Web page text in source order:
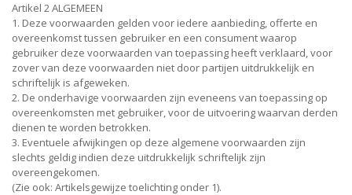
Artikel 2 ALGEMEEN
1. Deze voorwaarden gelden voor iedere aanbieding, offerte en
overeenkomst tussen gebruiker en een consument waarop
gebruiker deze voorwaarden van toepassing heeft verklaard, voor
zover van deze voorwaarden niet door partijen uitdrukkelijk en
schriftelijk is afgeweken.
2. De onderhavige voorwaarden zijn eveneens van toepassing op
overeenkomsten met gebruiker, voor de uitvoering waarvan derden
dienen te worden betrokken.
3. Eventuele afwijkingen op deze algemene voorwaarden zijn
slechts geldig indien deze uitdrukkelijk schriftelijk zijn
overeengekomen.
(Zie ook: Artikelsgewijze toelichting onder 1).